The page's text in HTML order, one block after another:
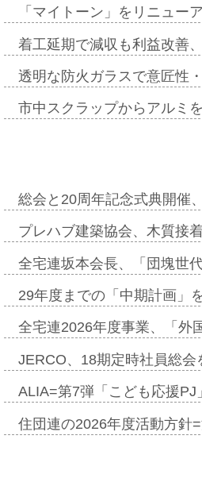
「マイトーン」をリニュ
着工延期で減収も利益改善
透明な防火ガラスで意匠性
市中スクラップからアルミ
総会と20周年記念式典開催
プレハブ建築協会、木質接
全宅連坂本会長、「団塊世
29年度までの「中期計画」
全宅連2026年度事業、「外
JERCO、18期定時社員総
ALIA=第7弾「こども応援
住団連の2026年度活動方針